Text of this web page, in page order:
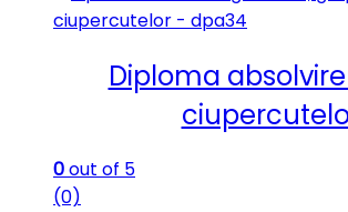
Diploma
0out of 5
(0)